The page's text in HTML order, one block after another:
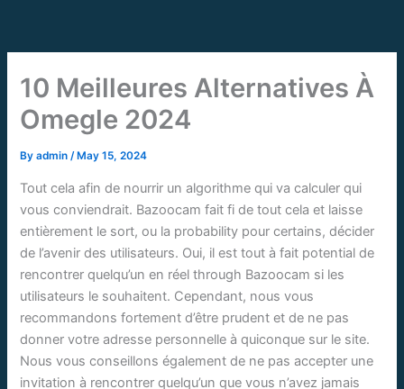
content
10 Meilleures Alternatives À
Omegle 2024
Byadmin/ May 15, 2024
Tout cela afin de nourrir un algorithme qui va calculer qui
vous conviendrait. Bazoocam fait fi de tout cela et laisse
entièrement le sort, ou la probability pour certains, décider
de l’avenir des utilisateurs. Oui, il est tout à fait potential de
rencontrer quelqu’un en réel through Bazoocam si les
utilisateurs le souhaitent. Cependant, nous vous
recommandons fortement d’être prudent et de ne pas
donner votre adresse personnelle à quiconque sur le site.
Nous vous conseillons également de ne pas accepter une
invitation à rencontrer quelqu’un que vous n’avez jamais